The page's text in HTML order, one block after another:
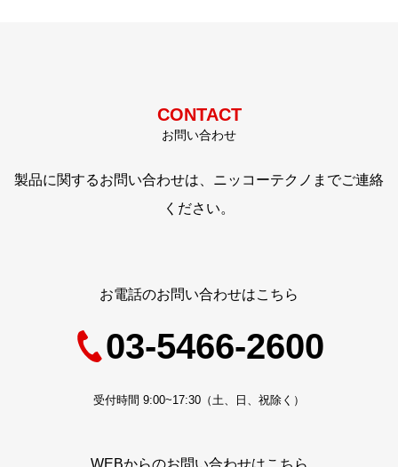
CONTACT
お問い合わせ
製品に関するお問い合わせは、ニッコーテクノまでご連絡
ください。
お電話のお問い合わせはこちら
03-5466-2600
受付時間 9:00~17:30（土、日、祝除く）
WEBからのお問い合わせはこちら